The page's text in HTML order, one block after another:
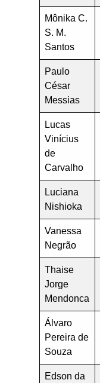
Mônika C.
S. M.
Santos
Paulo
César
Messias
Lucas
Vinícius
de
Carvalho
Luciana
Nishioka
Vanessa
Negrão
Thaise
Jorge
Mendonca
Álvaro
Pereira de
Souza
Edson da